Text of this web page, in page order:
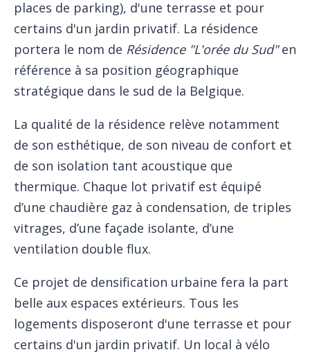
places de parking), d'une terrasse et pour
certains d'un jardin privatif. La résidence
portera le nom de Résidence "L'orée du Sud"en
référence à sa position géographique
stratégique dans le sud de la Belgique.
La qualité de la résidence relève notamment
de son esthétique, de son niveau de confort et
de son isolation tant acoustique que
thermique. Chaque lot privatif est équipé
d’une chaudière gaz à condensation, de triples
vitrages, d’une façade isolante, d’une
ventilation double flux.
Ce projet de densification urbaine fera la part
belle aux espaces extérieurs. Tous les
logements disposeront d'une terrasse et pour
certains d'un jardin privatif. Un local à vélo